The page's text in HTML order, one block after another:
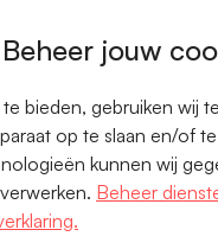
Beheer jouw
bieden, gebruiken wij
op te slaan en/of
kunnen wij
Beheer